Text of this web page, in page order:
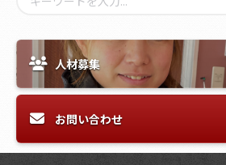
人材募集
お問い合わせ